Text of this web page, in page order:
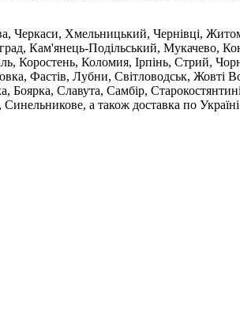
Черкаси, Хмельницький, Чернівці,
Кам'янець-Подільський, Мукачево,
Коростень, Коломия, Ірпінь, Стрий,
Фастів, Лубни, Світловодськ, Жовті
Славута, Самбір,
а також доставка по